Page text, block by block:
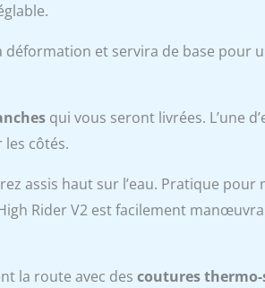
et servira de base pour
qui vous seront livrées. L’une
côtés.
assis haut sur l’eau. Pratique pour
Rider V2 est facilement
la route avec des coutures thermo-